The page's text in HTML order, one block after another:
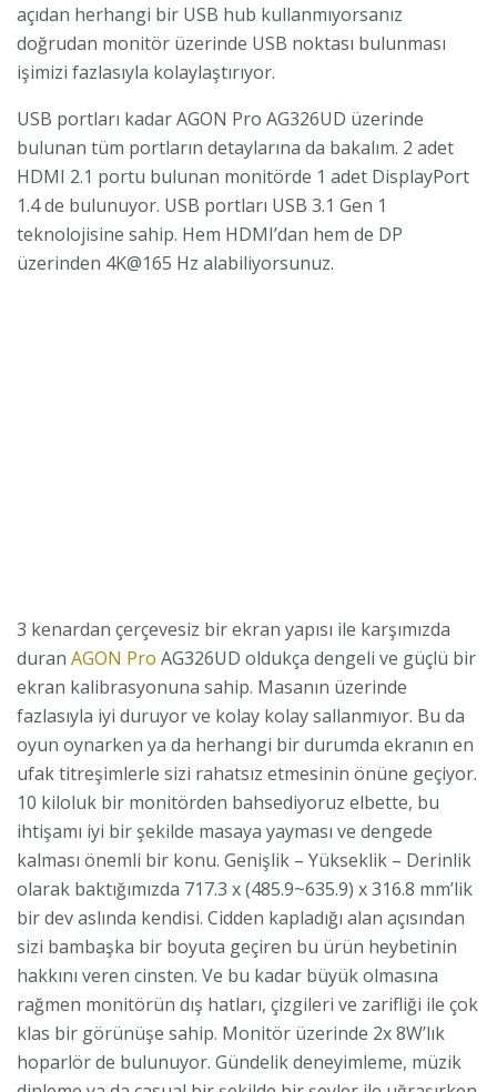
açıdan herhangi bir USB hub kullanmıyorsanız
doğrudan monitör üzerinde USB noktası bulunması
işimizi fazlasıyla kolaylaştırıyor.
USB portları kadar AGON Pro AG326UD üzerinde
bulunan tüm portların detaylarına da bakalım. 2 adet
HDMI 2.1 portu bulunan monitörde 1 adet DisplayPort
1.4 de bulunuyor. USB portları USB 3.1 Gen 1
teknolojisine sahip. Hem HDMI’dan hem de DP
üzerinden 4K@165 Hz alabiliyorsunuz.
3 kenardan çerçevesiz bir ekran yapısı ile karşımızda
duran AGON Pro AG326UD oldukça dengeli ve güçlü bir
ekran kalibrasyonuna sahip. Masanın üzerinde
fazlasıyla iyi duruyor ve kolay kolay sallanmıyor. Bu da
oyun oynarken ya da herhangi bir durumda ekranın en
ufak titreşimlerle sizi rahatsız etmesinin önüne geçiyor.
10 kiloluk bir monitörden bahsediyoruz elbette, bu
ihtişamı iyi bir şekilde masaya yayması ve dengede
kalması önemli bir konu. Genişlik – Yükseklik – Derinlik
olarak baktığımızda 717.3 x (485.9~635.9) x 316.8 mm’lik
bir dev aslında kendisi. Cidden kapladığı alan açısından
sizi bambaşka bir boyuta geçiren bu ürün heybetinin
hakkını veren cinsten. Ve bu kadar büyük olmasına
rağmen monitörün dış hatları, çizgileri ve zarifliği ile çok
klas bir görünüşe sahip. Monitör üzerinde 2x 8W’lık
hoparlör de bulunuyor. Gündelik deneyimleme, müzik